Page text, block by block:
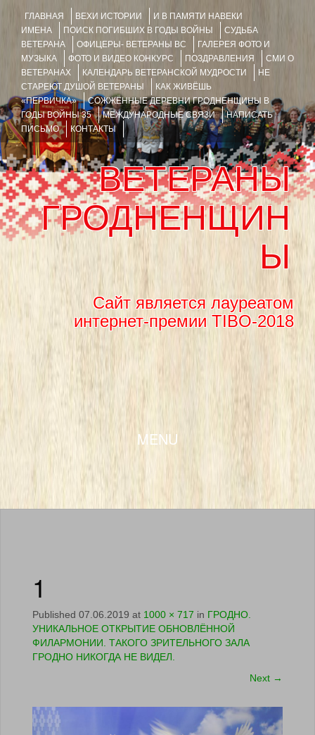
ГЛАВНАЯ ВЕХИ ИСТОРИИ
И В ПАМЯТИ НАВЕКИ
ИМЕНА
ПОИСК ПОГИБШИХ В ГОДЫ ВОЙНЫ
СУДЬБА
ВЕТЕРАНА
ОФИЦЕРЫ- ВЕТЕРАНЫ ВС
ГАЛЕРЕЯ ФОТО И
МУЗЫКА
ФОТО И ВИДЕО КОНКУРС ПОЗДРАВЛЕНИЯ
СМИ О
ВЕТЕРАНАХ
КАЛЕНДАРЬ ВЕТЕРАНСКОЙ МУДРОСТИ
НЕ
СТАРЕЮТ ДУШОЙ ВЕТЕРАНЫ
КАК ЖИВЁШЬ
«ПЕРВИЧКА»
СОЖЖЁННЫЕ ДЕРЕВНИ ГРОДНЕНЩИНЫ В
ГОДЫ ВОЙНЫ 35
МЕЖДУНАРОДНЫЕ СВЯЗИ
НАПИСАТЬ
ПИСЬМО
КОНТАКТЫ
ВЕТЕРАНЫ
ГРОДНЕНЩИН
Ы
Сайт является лауреатом
интернет-премии TIBO-2018
MENU
SKIP TO CONTENT
1
Published 07.06.2019 at 1000 × 717 in ГРОДНО.
УНИКАЛЬНОЕ ОТКРЫТИЕ ОБНОВЛЁННОЙ
ФИЛАРМОНИИ. ТАКОГО ЗРИТЕЛЬНОГО ЗАЛА
ГРОДНО НИКОГДА НЕ ВИДЕЛ.
Next →